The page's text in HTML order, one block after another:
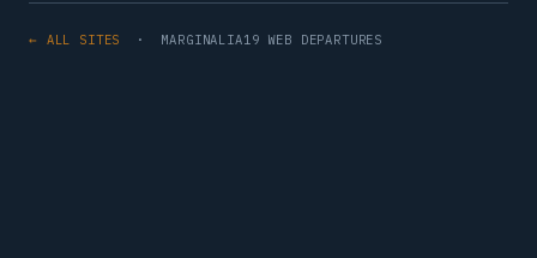
← ALL SITES · MARGINALIA19 WEB DEPARTURES